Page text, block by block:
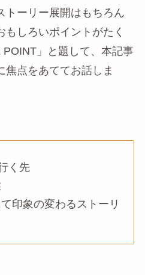
トーリー展開はもちろん
しろいポイントがたく
POINT」と題して、本記事
焦点をあててお話しま
く先
印象の変わるストーリ